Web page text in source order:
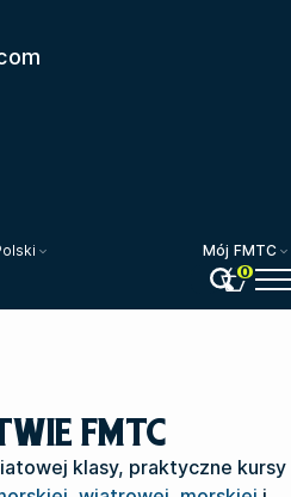
Mój FMTC
0
FMTC
klasy, praktyczne kursy